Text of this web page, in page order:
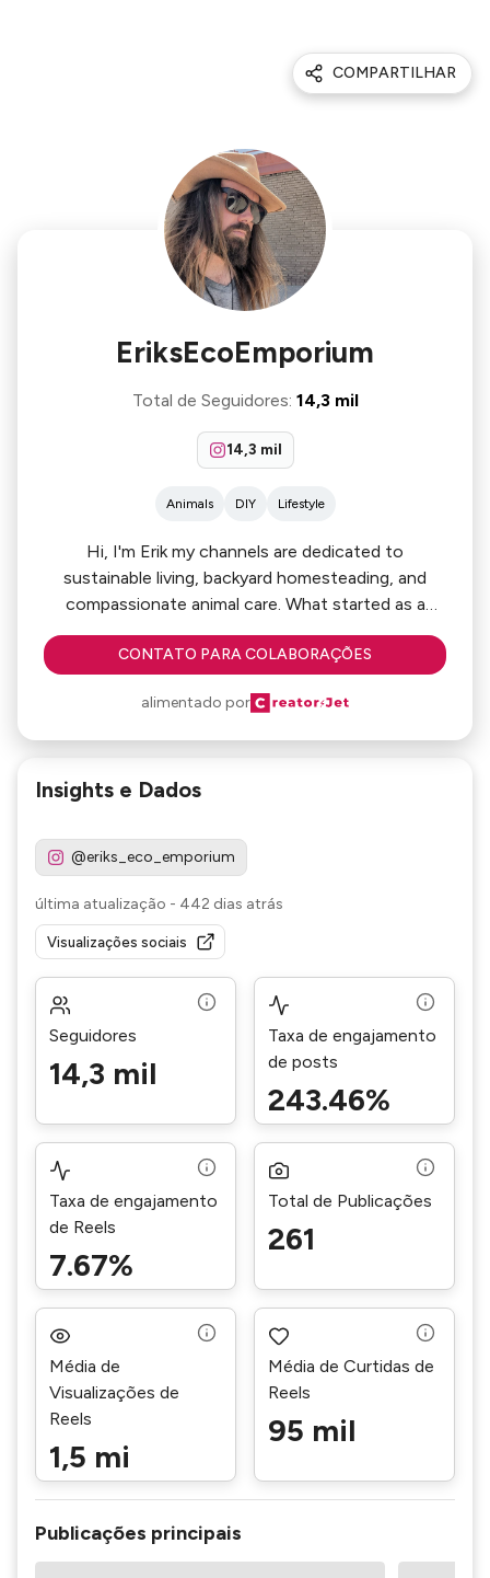
COMPARTILHAR
EriksEcoEmporium
Total de Seguidores: 14,3 mil
14,3 mil
Animals DIY Lifestyle
Hi, I'm Erik my channels are dedicated to
sustainable living, backyard homesteading, and
compassionate animal care. What started as a
personal passion for the outdoors and a few pets
has blossomed into a vibrant community focused
reconnecting with nature. I look forward to
working with brands who can help me be a beacon
increasingly technological world.
CONTATO PARA COLABORAÇÕES
alimentado por
Insights e Dados
@eriks_eco_emporium
última atualização - 442 dias atrás
Visualizações sociais
Seguidores
14,3 mil
Taxa de engajamento
de posts
243.46%
Taxa de engajamento
de Reels
7.67%
Total de Publicações
261
Média de
Visualizações de
Reels
1,5 mi
Média de Curtidas de
Reels
95 mil
Publicações principais